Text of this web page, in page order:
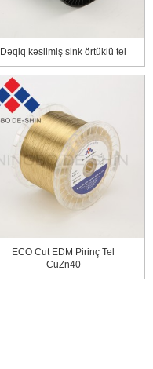
Dəqiq kəsilmiş sink örtüklü tel
ECO Cut EDM Pirinç Tel
CuZn40